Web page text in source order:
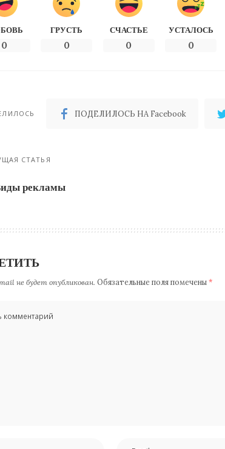
0
ГРУСТЬ
0
СЧАСТЬЕ
0
УСТАЛОСЬ
0
ПОДЕЛИЛОСЬ НА Facebook
СТАТЬЯ
рекламы
не будет опубликован. Обязательные поля помечены *